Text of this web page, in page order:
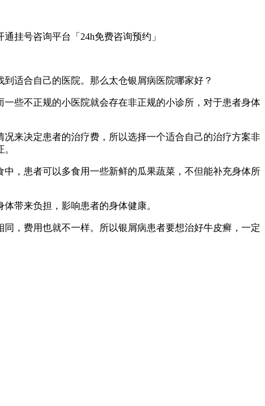
挂号咨询平台「24h免费咨询预约」
适合自己的医院。那么太仓银屑病医院哪家好？
些不正规的小医院就会存在非正规的小诊所，对于患者身体
来决定患者的治疗费，所以选择一个适合自己的治疗方案非
，患者可以多食用一些新鲜的瓜果蔬菜，不但能补充身体所
带来负担，影响患者的身体健康。
，费用也就不一样。所以银屑病患者要想治好牛皮癣，一定